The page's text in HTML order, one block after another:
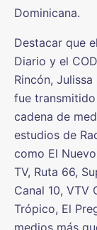
Dominicana.
Destacar que
Diario y el
Rincón,
fue
cadena de
estudios de
como El
TV, Ruta 66,
Canal 10, VTV
Trópico, El
medios más